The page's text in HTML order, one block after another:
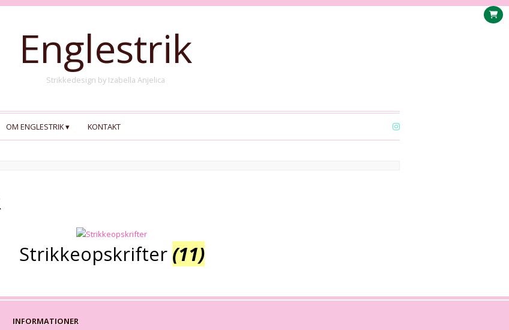
Englestrik
Strikkedesign by Izabella Anjelica
OM ENGLESTRIK KONTAKT
Strikkeopskrifter (11)
INFORMATIONER